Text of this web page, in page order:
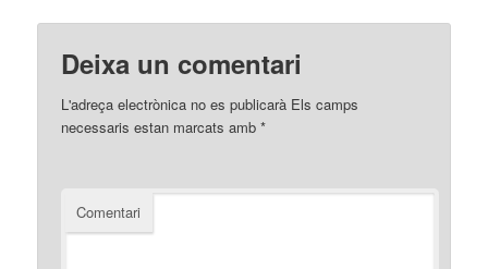
Deixa un comentari
L'adreça electrònica no es publicarà Els camps
necessaris estan marcats amb*
Comentari